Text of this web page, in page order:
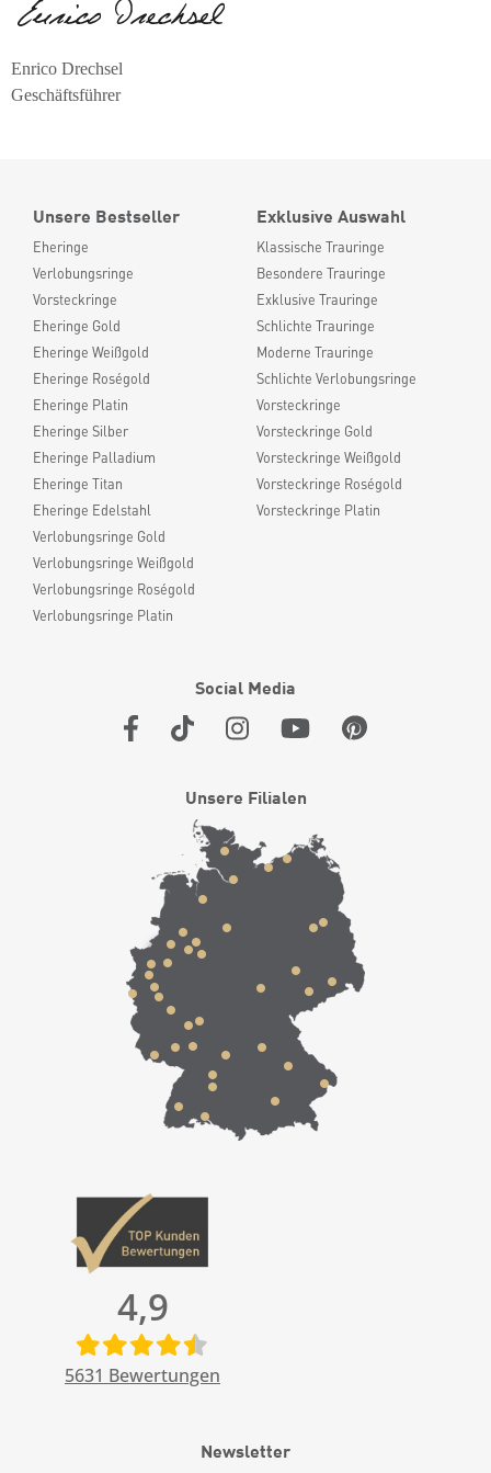
Enrico Drechsel
Geschäftsführer
Unsere Bestseller
Eheringe
Verlobungsringe
Vorsteckringe
Eheringe Gold
Eheringe Weißgold
Eheringe Roségold
Eheringe Platin
Eheringe Silber
Eheringe Palladium
Eheringe Titan
Eheringe Edelstahl
Verlobungsringe Gold
Verlobungsringe Weißgold
Verlobungsringe Roségold
Verlobungsringe Platin
Exklusive Auswahl
Klassische Trauringe
Besondere Trauringe
Exklusive Trauringe
Schlichte Trauringe
Moderne Trauringe
Schlichte Verlobungsringe
Vorsteckringe
Vorsteckringe Gold
Vorsteckringe Weißgold
Vorsteckringe Roségold
Vorsteckringe Platin
Social Media
Unsere Filialen
4,9
5631 Bewertungen
Newsletter